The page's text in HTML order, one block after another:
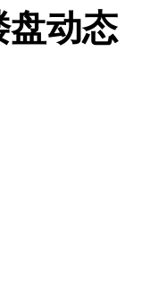
盘动态